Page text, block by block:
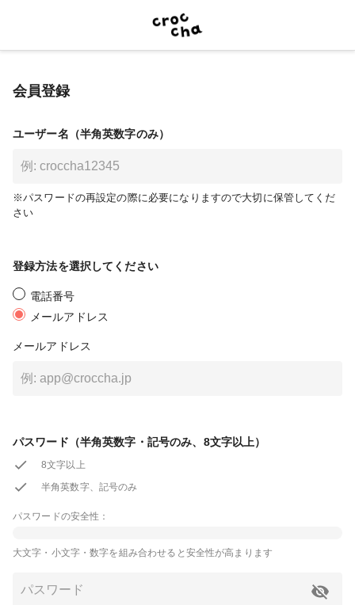
会員登録
ユーザー名（半角英数字のみ）
※パスワードの再設定の際に必要になりますので大切に保管してくだ
さい
登録方法を選択してください
電話番号
メールアドレス
メールアドレス
パスワード（半角英数字・記号のみ、8文字以上）
8文字以上
半角英数字、記号のみ
パスワードの安全性：
大文字・小文字・数字を組み合わせると安全性が高まります